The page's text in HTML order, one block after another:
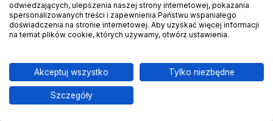
Copyright © 2026 Wydawnictwa Szkolne i Pedagogiczne
Spółka Akcyjna
odwiedzających, ulepszenia naszej strony internetowej, pokazania
spersonalizowanych treści i zapewnienia Państwu wspaniałego
doświadczenia na stronie internetowej. Aby uzyskać więcej informacji
na temat plików cookie, których używamy, otwórz ustawienia.
Akceptuj wszystko Tylko niezbędne
Szczegóły